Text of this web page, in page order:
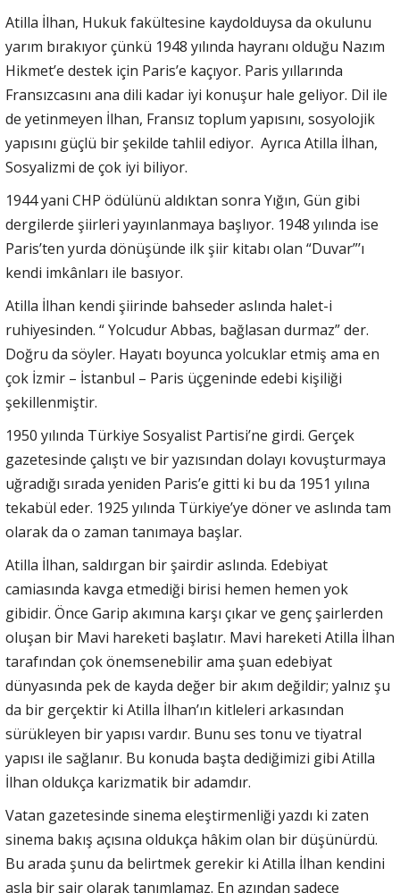
Atilla İlhan, Hukuk fakültesine kaydolduysa da okulunu
yarım bırakıyor çünkü 1948 yılında hayranı olduğu Nazım
Hikmet’e destek için Paris’e kaçıyor. Paris yıllarında
Fransızcasını ana dili kadar iyi konuşur hale geliyor. Dil ile
de yetinmeyen İlhan, Fransız toplum yapısını, sosyolojik
yapısını güçlü bir şekilde tahlil ediyor. Ayrıca Atilla İlhan,
Sosyalizmi de çok iyi biliyor.
1944 yani CHP ödülünü aldıktan sonra Yığın, Gün gibi
dergilerde şiirleri yayınlanmaya başlıyor. 1948 yılında ise
Paris’ten yurda dönüşünde ilk şiir kitabı olan “Duvar”’ı
kendi imkânları ile basıyor.
Atilla İlhan kendi şiirinde bahseder aslında halet-i
ruhiyesinden. “ Yolcudur Abbas, bağlasan durmaz” der.
Doğru da söyler. Hayatı boyunca yolcuklar etmiş ama en
çok İzmir – İstanbul – Paris üçgeninde edebi kişiliği
şekillenmiştir.
1950 yılında Türkiye Sosyalist Partisi’ne girdi. Gerçek
gazetesinde çalıştı ve bir yazısından dolayı kovuşturmaya
uğradığı sırada yeniden Paris’e gitti ki bu da 1951 yılına
tekabül eder. 1925 yılında Türkiye’ye döner ve aslında tam
olarak da o zaman tanımaya başlar.
Atilla İlhan, saldırgan bir şairdir aslında. Edebiyat
camiasında kavga etmediği birisi hemen hemen yok
gibidir. Önce Garip akımına karşı çıkar ve genç şairlerden
oluşan bir Mavi hareketi başlatır. Mavi hareketi Atilla İlhan
tarafından çok önemsenebilir ama şuan edebiyat
dünyasında pek de kayda değer bir akım değildir; yalnız şu
da bir gerçektir ki Atilla İlhan’ın kitleleri arkasından
sürükleyen bir yapısı vardır. Bunu ses tonu ve tiyatral
yapısı ile sağlanır. Bu konuda başta dediğimizi gibi Atilla
İlhan oldukça karizmatik bir adamdır.
Vatan gazetesinde sinema eleştirmenliği yazdı ki zaten
sinema bakış açısına oldukça hâkim olan bir düşünürdü.
Bu arada şunu da belirtmek gerekir ki Atilla İlhan kendini
asla bir şair olarak tanımlamaz. En azından sadece